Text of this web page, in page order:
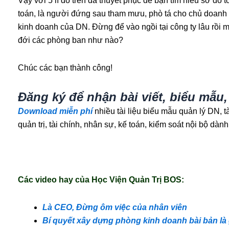
toán, là người đứng sau tham mưu, phò tá cho chủ
kinh doanh của DN. Đừng để vào ngồi tại công ty lâu rồi
đới các phòng ban như nào?
Chúc các bạn thành công!
Đăng ký để nhận bài viết, biểu
​​Download miễn phínhiều tài liệu biểu mẫu quản lý DN,
quản trị, tài chính, nhân sự, kế toán, kiểm soát nội bộ
Các video hay của Học Viện Quản Trị BOS:
Là CEO, Đừng ôm việc của nhân viên
Bí quyết xây dựng phòng kinh doanh bài bản là